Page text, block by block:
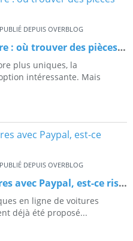
PUBLIÉ DEPUIS OVERBLOG
Personnaliser une miniature : où trouver des pièces détachées ?
plus uniques, la
intéressante. Mais
PUBLIÉ DEPUIS OVERBLOG
Payer ses voitures miniatures avec Paypal, est-ce risqué ?
en ligne de voitures
déjà été proposé...